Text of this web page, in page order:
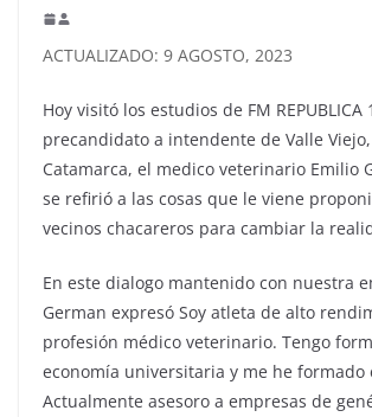
ACTUALIZADO: 9 AGOSTO, 2023
Hoy visitó los estudios de FM REPUBLICA
precandidato a intendente de Valle
Catamarca, el medico veterinario Emilio
se refirió a las cosas que le viene
vecinos chacareros para cambiar la
En este dialogo mantenido con nuestra
German expresó Soy atleta de alto
profesión médico veterinario. Tengo
economía universitaria y me he formado
Actualmente asesoro a empresas de